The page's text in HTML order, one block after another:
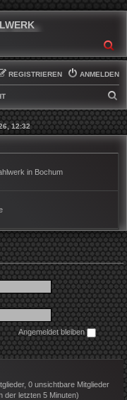
ANMELDEN
REGISTRIEREN
U
C
12:32
in Bochum
Angemeldet bleiben
0 unsichtbare Mitglieder
der letzten 5 Minuten)